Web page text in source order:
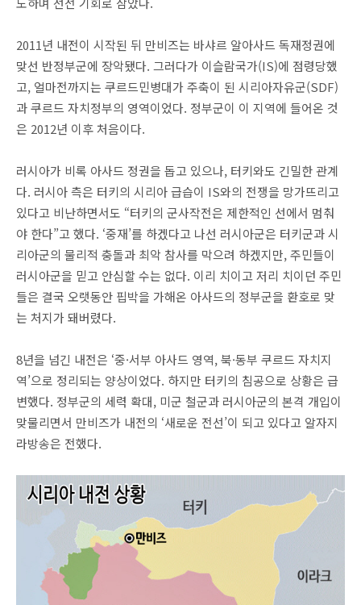
2011년 내전이 시작된 뒤 만비즈는 바샤르 알아사드 독재정권에
맞선 반정부군에 장악됐다. 그러다가 이슬람국가(IS)에 점령당했
고, 얼마전까지는 쿠르드민병대가 주축이 된 시리아자유군(SDF)
과 쿠르드 자치정부의 영역이었다. 정부군이 이 지역에 들어온 것
은 2012년 이후 처음이다.
러시아가 비록 아사드 정권을 돕고 있으나, 터키와도 긴밀한 관계
다. 러시아 측은 터키의 시리아 급습이 IS와의 전쟁을 망가뜨리고
있다고 비난하면서도 “터키의 군사작전은 제한적인 선에서 멈춰
야 한다”고 했다. ‘중재’를 하겠다고 나선 러시아군은 터키군과 시
리아군의 물리적 충돌과 최악 참사를 막으려 하겠지만, 주민들이
러시아군을 믿고 안심할 수는 없다. 이리 치이고 저리 치이던 주민
들은 결국 오랫동안 핍박을 가해온 아사드의 정부군을 환호로 맞
는 처지가 돼버렸다.
8년을 넘긴 내전은 ‘중·서부 아사드 영역, 북·동부 쿠르드 자치지
역’으로 정리되는 양상이었다. 하지만 터키의 침공으로 상황은 급
변했다. 정부군의 세력 확대, 미군 철군과 러시아군의 본격 개입이
맞물리면서 만비즈가 내전의 ‘새로운 전선’이 되고 있다고 알자지
라방송은 전했다.